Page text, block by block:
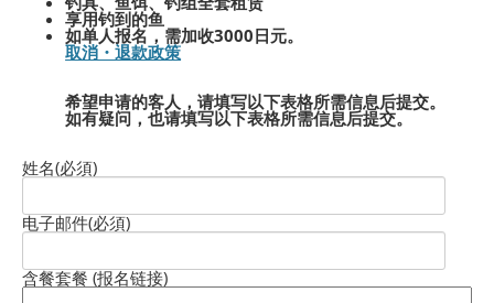
享用钓到的鱼
如单人报名，需加收3000日元。
取消・退款政策
希望申请的客人，请填写以下表格所需信息后提交。
如有疑问，也请填写以下表格所需信息后提交。
姓名(必須)
电子邮件(必須)
含餐套餐 (报名链接)